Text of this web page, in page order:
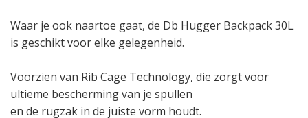
Waar je ook naartoe gaat, de Db Hugger Backpack 30L
is geschikt voor elke gelegenheid.
Voorzien van Rib Cage Technology, die zorgt voor
ultieme bescherming van je spullen
en de rugzak in de juiste vorm houdt.